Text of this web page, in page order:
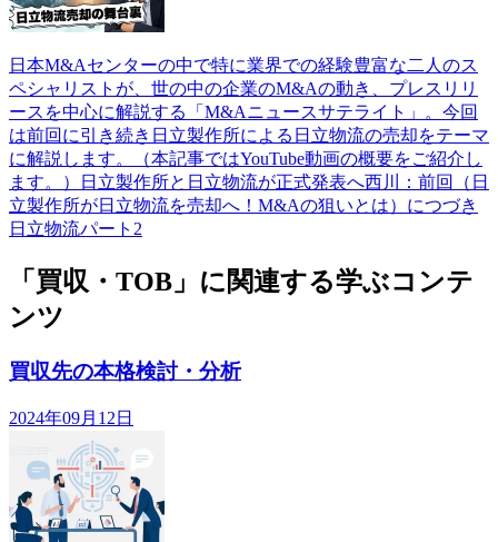
日本M&Aセンターの中で特に業界での経験豊富な二人のス
ペシャリストが、世の中の企業のM&Aの動き、プレスリリ
ースを中心に解説する「M&Aニュースサテライト」。今回
は前回に引き続き日立製作所による日立物流の売却をテーマ
に解説します。（本記事ではYouTube動画の概要をご紹介し
ます。）日立製作所と日立物流が正式発表へ西川：前回（日
立製作所が日立物流を売却へ！M&Aの狙いとは）につづき
日立物流パート2
「買収・TOB」に関連する学ぶコンテ
ンツ
買収先の本格検討・分析
2024年09月12日